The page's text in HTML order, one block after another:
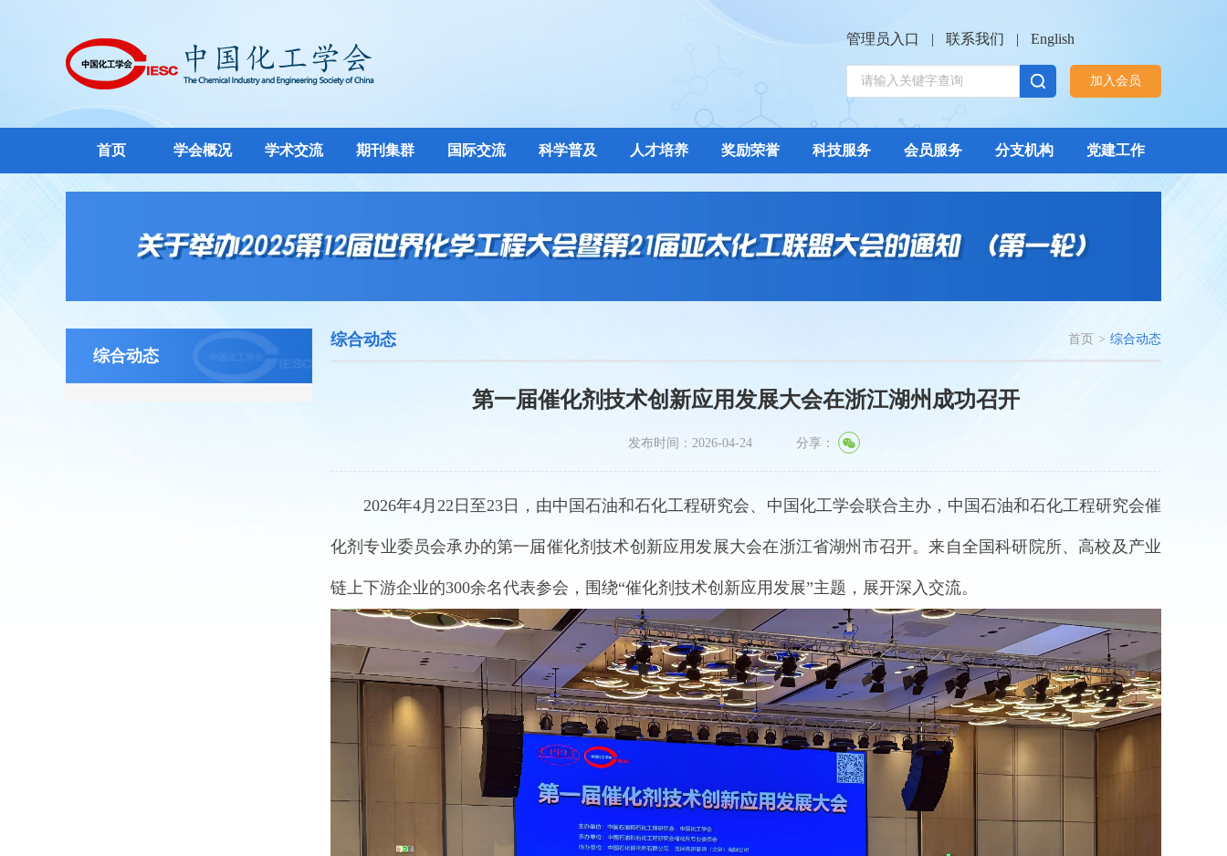
管理员入口 | 联系我们 | English
加入会员
首页 学会概况 学术交流 期刊集群 国际交流 科学普及 人才培养 奖励荣誉 科技服务 会员服务 分支机构 党建工作
综合动态
综合动态 首页 > 综合动态
第一届催化剂技术创新应用发展大会在浙江湖州成功召开
发布时间：2026-04-24 分享：
2026年4月22日至23日，由中国石油和石化工程研究会、中国化工学会联合主办， 中国石油和石化工程研究会催
化剂专业委员会承办的第一届催化剂技术创新应用发展大会在浙江省湖州市召开。来自全国科研院所、高校及产业
链上下游企业的300余名代表参会，围绕“催化剂技术创新应用发展”主题，展开深入交流。